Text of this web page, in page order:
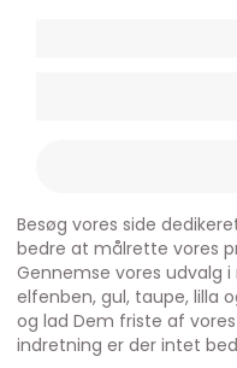
Besøg vores side
bedre at målrette vores
Gennemse vores udvalg i
elfenben, gul, taupe, lilla
og lad Dem friste af
indretning er der intet